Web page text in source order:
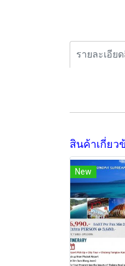
รายละเอีย
สินค้าเกี่ยว
New